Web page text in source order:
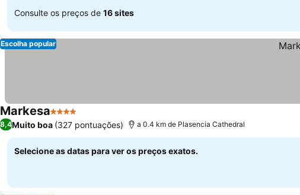
Consulte os preços de 16 sites
Escolha popular
Markesa4 Estrelas
8,4Muito boa (327 pontuações) a 0.4 km de Plasencia Cathedral
Selecione as datas para ver os preços exatos.